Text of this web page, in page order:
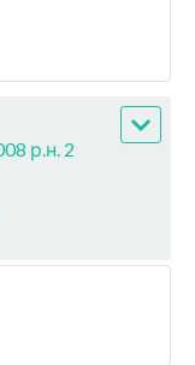
р.н. 2